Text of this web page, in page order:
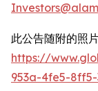
此公告随附的照
https://
953a-4fe5-